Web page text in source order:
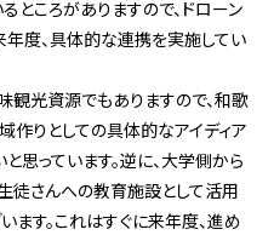
ところがありますので、ドローン
度、具体的な連携を実施してい
光資源でもありますので、和歌
りとしての具体的なアイディア
思っています。逆に、大学側から
徒さんへの教育施設として活用
ます。これはすぐに来年度、進め